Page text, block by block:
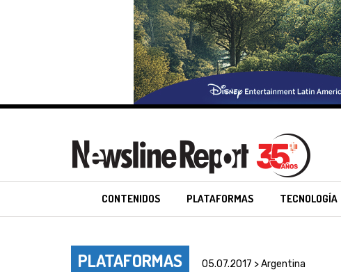
CONTENIDOS PLATAFORMAS TECNOLOGÍA
PLATAFORMAS 05.07.2017 > Argentina